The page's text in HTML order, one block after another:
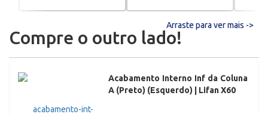
Arraste para ver mais ->
Compre o outro lado!
Acabamento Interno Inf da Coluna
A (Preto) (Esquerdo) | Lifan X60